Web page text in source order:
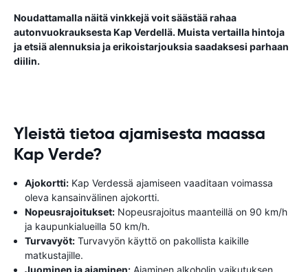
Noudattamalla näitä vinkkejä voit säästää rahaa
autonvuokrauksesta Kap Verdellä. Muista vertailla hintoja
ja etsiä alennuksia ja erikoistarjouksia saadaksesi parhaan
diilin.
Yleistä tietoa ajamisesta maassa
Kap Verde?
Ajokortti: Kap Verdessä ajamiseen vaaditaan voimassa
oleva kansainvälinen ajokortti.
Nopeusrajoitukset: Nopeusrajoitus maanteillä on 90 km/h
ja kaupunkialueilla 50 km/h.
Turvavyöt: Turvavyön käyttö on pakollista kaikille
matkustajille.
Juominen ja ajaminen: Ajaminen alkoholin vaikutuksen